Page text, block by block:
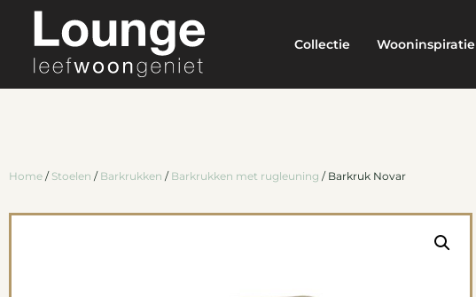
Collectie Wooninspiratie
Home / Stoelen / Barkrukken / Barkrukken met rugleuning / Barkruk Novar